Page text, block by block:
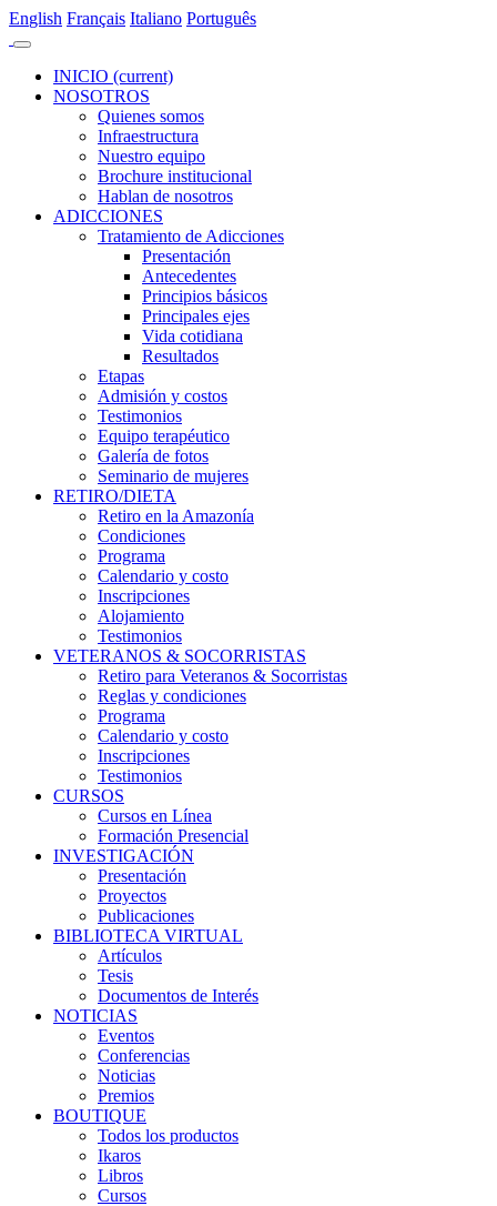
English Français Italiano Português
INICIO (current)
NOSOTROS
Quienes somos
Infraestructura
Nuestro equipo
Brochure institucional
Hablan de nosotros
ADICCIONES
Tratamiento de Adicciones
Presentación
Antecedentes
Principios básicos
Principales ejes
Vida cotidiana
Resultados
Etapas
Admisión y costos
Testimonios
Equipo terapéutico
Galería de fotos
Seminario de mujeres
RETIRO/DIETA
Retiro en la Amazonía
Condiciones
Programa
Calendario y costo
Inscripciones
Alojamiento
Testimonios
VETERANOS & SOCORRISTAS
Retiro para Veteranos & Socorristas
Reglas y condiciones
Programa
Calendario y costo
Inscripciones
Testimonios
CURSOS
Cursos en Línea
Formación Presencial
INVESTIGACIÓN
Presentación
Proyectos
Publicaciones
BIBLIOTECA VIRTUAL
Artículos
Tesis
Documentos de Interés
NOTICIAS
Eventos
Conferencias
Noticias
Premios
BOUTIQUE
Todos los productos
Ikaros
Libros
Cursos